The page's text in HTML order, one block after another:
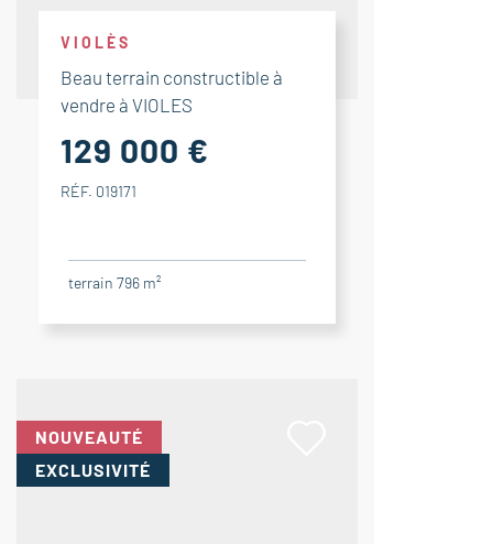
VIOLÈS
Beau terrain constructible à
vendre à VIOLES
129 000 €
RÉF. 019171
terrain 796 m²
NOUVEAUTÉ
EXCLUSIVITÉ